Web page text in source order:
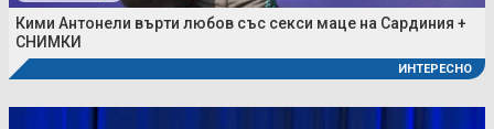
Кими Антонели върти любов със секси маце на Сардиния +
СНИМКИ
ИНТЕРЕСНО